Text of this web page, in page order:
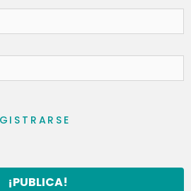
¡PUBLICA!